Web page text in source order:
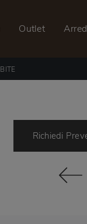
Outlet
BITE
Richiedi